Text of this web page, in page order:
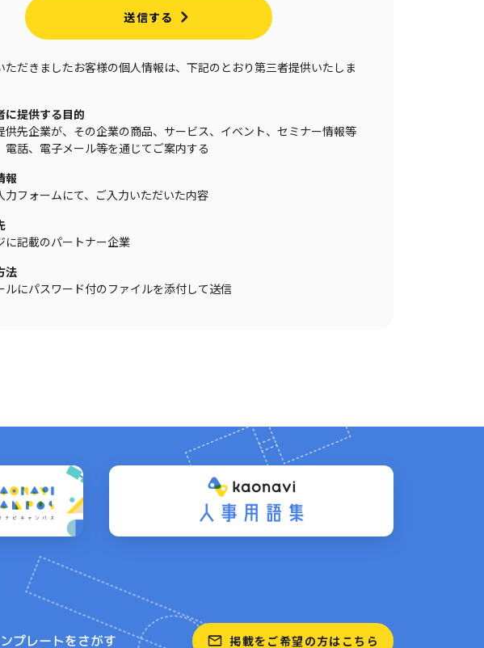
送信する
ただきましたお客様の個人情報は、下記のとおり第三者提供いたしま
提供する目的
供先企業が、その企業の商品、サービス、イベント、セミナー情報等
電話、電子メール等を通じてご案内する
報
力フォームにて、ご入力いただいた内容
に記載のパートナー企業
法
ルにパスワード付のファイルを添付して送信
プレートをさがす 掲載をご希望の方はこちら